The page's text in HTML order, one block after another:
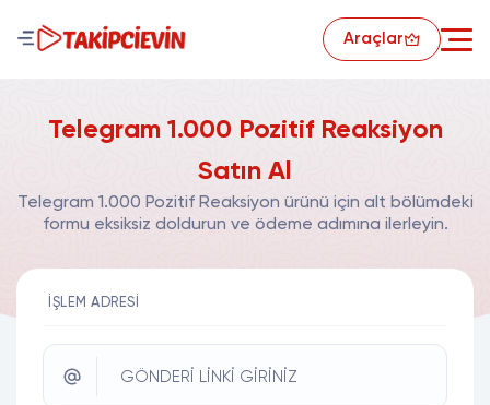
Araçlar
Telegram 1.000 Pozitif Reaksiyon
Satın Al
Telegram 1.000 Pozitif Reaksiyon ürünü için alt bölümdeki
formu eksiksiz doldurun ve ödeme adımına ilerleyin.
İŞLEM ADRESI
GÖNDERİ LİNKİ GİRİNİZ